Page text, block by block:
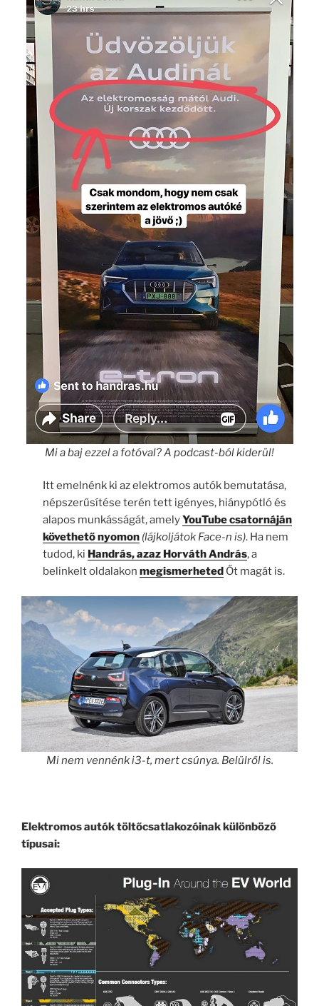
Mi a baj ezzel a fotóval? A podcast-ból kiderül!
Itt emelnénk ki az elektromos autók bemutatása,
népszerűsítése terén tett igényes, hiánypótló és
alapos munkásságát, amelyYouTube csatornáján
követhető nyomon (lájkoljátok Face-n is). Ha nem
tudod, ki Handrás, azaz Horváth András, a
belinkelt oldalakon megismerheted Őt magát is.
Mi nem vennénk i3-t, mert csúnya. Belülről is.
Elektromos autók töltőcsatlakozóinak különböző
típusai: